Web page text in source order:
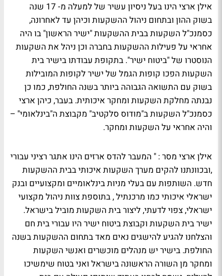
אילן ארצי הינו בעל ניסיון עשיר של למעלה מ- 17 שנה
בשוק ההון ובתחום ניהול ההשקעות וכיהן עד לאחרונה,
כסמנכ"ל השקעות בבית ההשקעות "ישיר הראשון" בו היה
אחראי על פעילות ההשקעות בחברה וכן ניהל את השקעות
הנוסטרו של "ביטוח ישיר". בתקופת עבודתו בישיר בית
השקעות הפכו קופות הגמל של ישיר לקופות המובילות
בשוק עם התשואה הגבוהה ביותר בשנה החולפת, כמו כן
נבנתה מחלקת השקעות ומחקר איכותית. בעבר, כיהן ארצי
כסמנכ"ל השקעות ב"מודוס סלקטיב" מקבוצת ה"בינלאומי" –
והיה אחראי על השקעות ומחקר.
אילן ארצי מסר : " המעבר להדס ארזים הינו אתגר רציני עבורי
,ובכוונתנו להקים מערך השקעות איכותי בבית ההשקעות
חדש. השותפות עם בעלי מניות בינלאומיים ומקצועיים ובנק
ישראלי איכותי כמו מרכנתיל , בתוספת צוות ניהול מקצועי
ישראלי, צפוי לדעתי, ליצור בית השקעות מוביל בישראל.
ישיר בית השקעות וקבוצת ביטוח ישיר היו עבורי בית חם
והצלחנו להגיע להישגים נאים מאד בתחום ההשקעות בשנה
החולפת. בישיר יש מנהלים מוכשרים ואנשי השקעות
ומחקר מן השורה הראשונה בישראל ואני בטוח שימשיכו